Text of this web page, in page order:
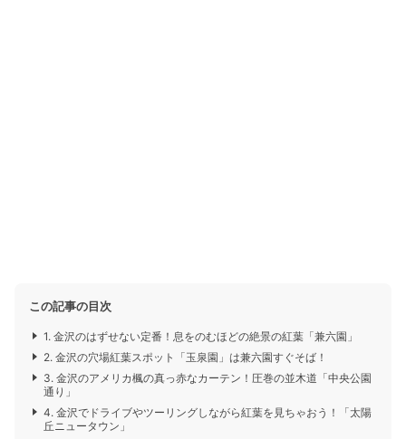
この記事の目次
1. 金沢のはずせない定番！息をのむほどの絶景の紅葉「兼六園」
2. 金沢の穴場紅葉スポット「玉泉園」は兼六園すぐそば！
3. 金沢のアメリカ楓の真っ赤なカーテン！圧巻の並木道「中央公園
通り」
4. 金沢でドライブやツーリングしながら紅葉を見ちゃおう！「太陽
丘ニュータウン」